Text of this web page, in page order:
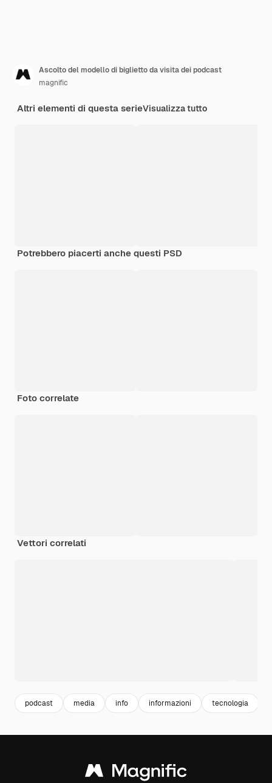
Ascolto del modello di biglietto da visita dei podcast
magnific
Altri elementi di questa serieVisualizza tutto
Potrebbero piacerti anche questi PSD
Foto correlate
Vettori correlati
podcast media info informazioni tecnologia